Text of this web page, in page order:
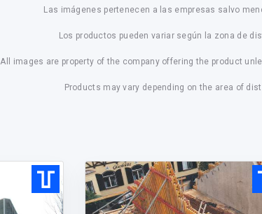
Las imágenes pertenecen a las empresas salvo
Los productos pueden variar según la zona de
All images are property of the company offering the product
Products may vary depending on the area of